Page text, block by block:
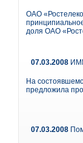
ОАО
доля ОАО
07.03.2008
На
предложила
07.03.2008